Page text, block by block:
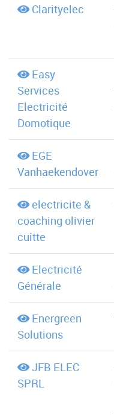
Clarityelec
Easy
Services
Electricité
Domotique
EGE
Vanhaekendover
electricite &
coaching olivier
cuitte
Electricité
Générale
Energreen
Solutions
JFB ELEC
SPRL